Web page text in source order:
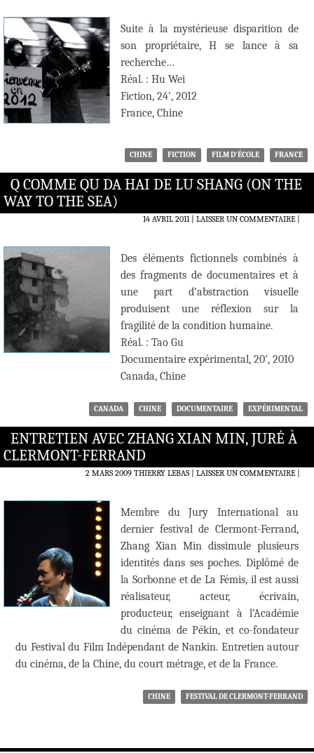
Suite à la mystérieuse disparition de
son propriétaire, H se lance à sa
recherche…
Réal. : Hu Wei
Fiction, 24′, 2012
France, Chine
CHINE FICTION FILM D'ÉCOLE FRANCE
Q COMME QU DA HAI DE LU SHANG (ON THE
WAY TO THE SEA)
14 AVRIL 2011 LAISSER UN COMMENTAIRE|
Des éléments fictionnels combinés à
des fragments de documentaires et à
une part d’abstraction visuelle
produisent une réflexion sur la
fragilité de la condition humaine.
Réal. : Tao Gu
Documentaire expérimental, 20′, 2010
Canada, Chine
CANADA CHINE DOCUMENTAIRE EXPÉRIMENTAL
ENTRETIEN AVEC ZHANG XIAN MIN, JURÉ À
CLERMONT-FERRAND
2 MARS 2009 THIERRY LEBAS LAISSER UN COMMENTAIRE|
Membre du Jury International au
dernier festival de Clermont-Ferrand,
Zhang Xian Min dissimule plusieurs
identités dans ses poches. Diplômé de
la Sorbonne et de La Fémis, il est aussi
réalisateur, acteur, écrivain,
producteur, enseignant à l’Académie
du cinéma de Pékin, et co-fondateur
du Festival du Film Indépendant de Nankin. Entretien autour
du cinéma, de la Chine, du court métrage, et de la France.
CHINE FESTIVAL DE CLERMONT-FERRAND